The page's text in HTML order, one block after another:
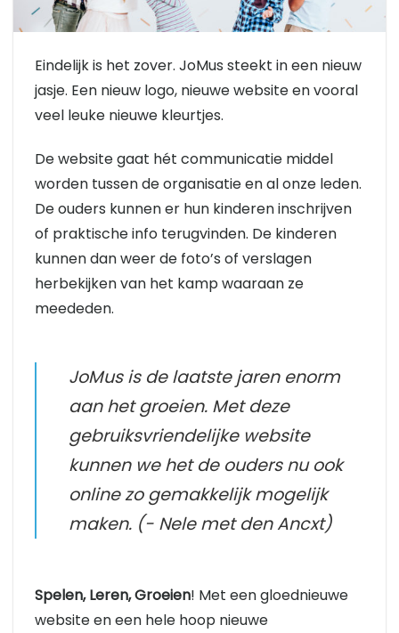
Eindelijk is het zover. JoMus steekt in een nieuw
jasje. Een nieuw logo, nieuwe website en vooral
veel leuke nieuwe kleurtjes.
De website gaat hét communicatie middel
worden tussen de organisatie en al onze leden.
De ouders kunnen er hun kinderen inschrijven
of praktische info terugvinden. De kinderen
kunnen dan weer de foto’s of verslagen
herbekijken van het kamp waaraan ze
meededen.
JoMus is de laatste jaren enorm
aan het groeien. Met deze
gebruiksvriendelijke website
kunnen we het de ouders nu ook
online zo gemakkelijk mogelijk
maken. (- Nele met den Ancxt)
Spelen, Leren, Groeien! Met een gloednieuwe
website en een hele hoop nieuwe